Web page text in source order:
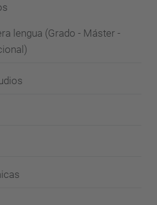
lengua (Grado - Máster -